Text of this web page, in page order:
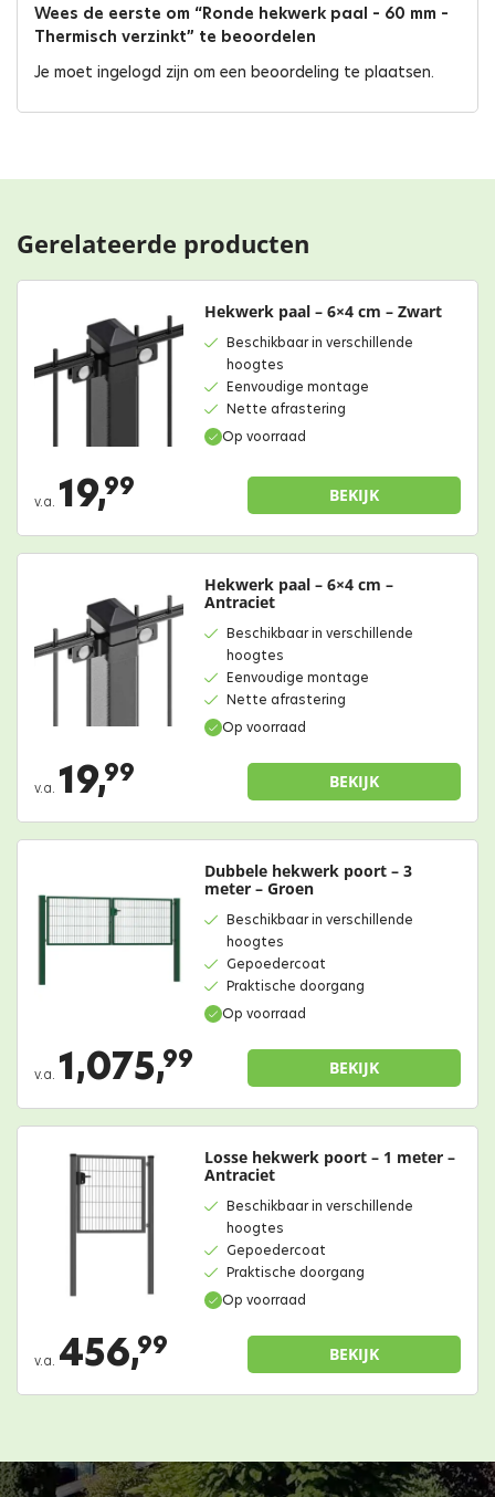
Wees de eerste om “Ronde hekwerk paal – 60 mm –
Thermisch verzinkt” te beoordelen
Je moet ingelogd zijn om een beoordeling te plaatsen.
Gerelateerde producten
Op voorraad
Hekwerk paal – 6×4 cm – Zwart
Beschikbaar in verschillende
hoogtes
Eenvoudige montage
Nette afrastering
v.a. 19,99 BEKIJK
Op voorraad
Hekwerk paal – 6×4 cm –
Antraciet
Beschikbaar in verschillende
hoogtes
Eenvoudige montage
Nette afrastering
v.a. 19,99 BEKIJK
Op voorraad
Dubbele hekwerk poort – 3
meter – Groen
Beschikbaar in verschillende
hoogtes
Gepoedercoat
Praktische doorgang
v.a. 1,075,99 BEKIJK
Op voorraad
Losse hekwerk poort – 1 meter –
Antraciet
Beschikbaar in verschillende
hoogtes
Gepoedercoat
Praktische doorgang
v.a. 456,99 BEKIJK